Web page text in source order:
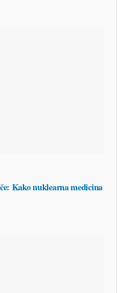
Kako nuklearna medicina